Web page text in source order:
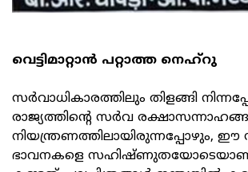
വെട്ടിമാറ്റാന്‍ പറ്റാത്ത നെഹ്റു
സര്‍വാധികാരത്തിലും തിളങ്ങി
രാജ്യത്തിന്റെ സര്‍വ
നിയന്ത്രണത്തിലായിരുന്നപ്പോഴും, ഈ
ഭാവനകളെ